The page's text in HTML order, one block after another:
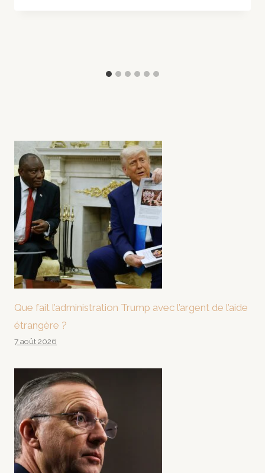
Que fait l’administration Trump avec l’argent de l’aide
étrangère ?
7 août 2026